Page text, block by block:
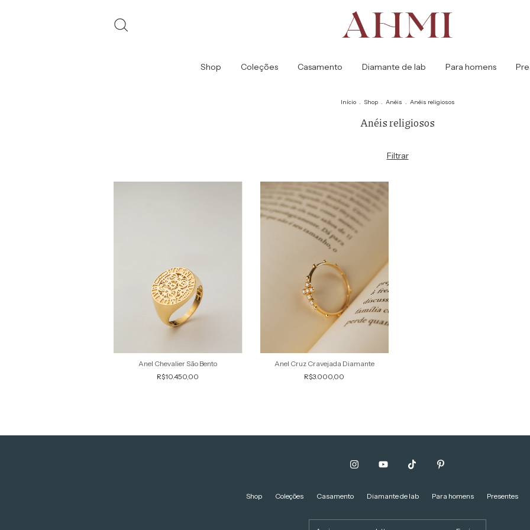
Shop Coleções Casamento Diamante de lab Para homens
Início . Shop . Anéis . Anéis religiosos
Anéis religiosos
Filtrar
Anel Chevalier São Bento
R$10.450,00
Anel Cruz Cravejada Diamante
R$3.000,00
Shop Coleções Casamento Diamante de lab Para homens Presentes